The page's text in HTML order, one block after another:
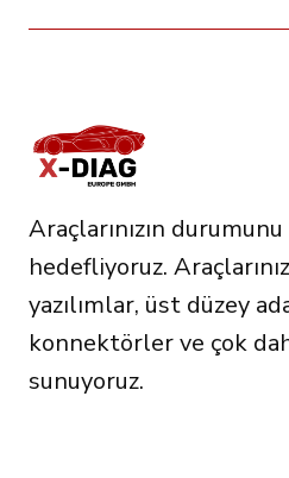
Araçlarınızın
hedefliyoruz.
yazılımlar, üst düzey
konnektörler ve çok
sunuyoruz.